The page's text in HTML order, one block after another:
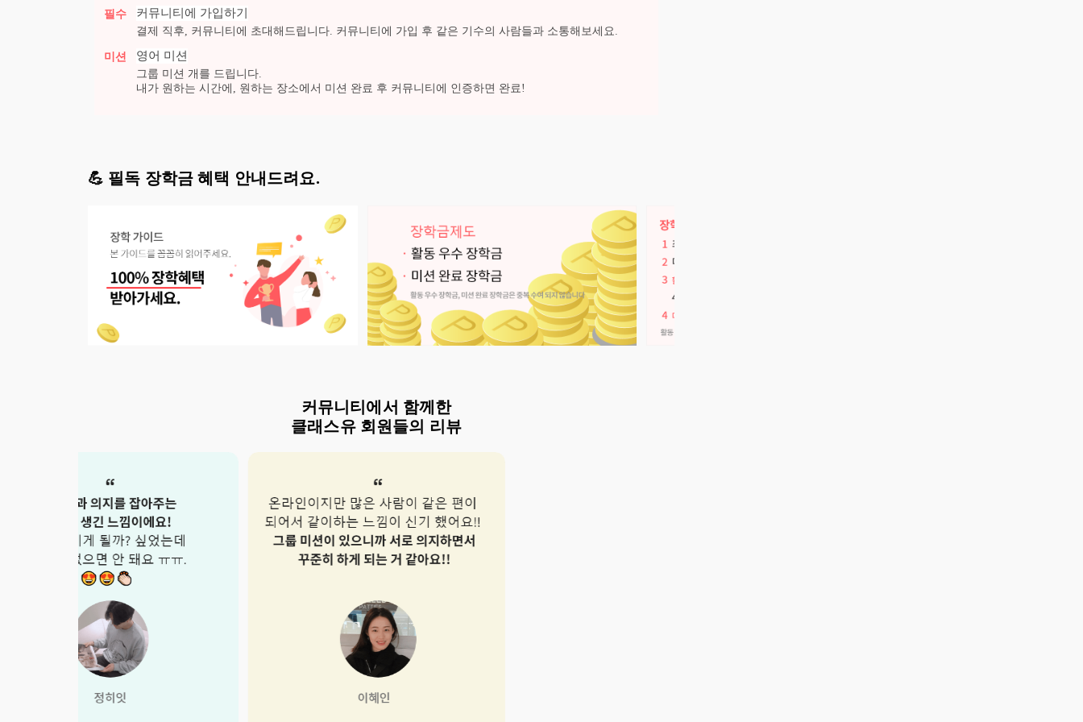
필수 커뮤니티에 가입하기
결제 직후, 커뮤니티에 초대해드립니다. 커뮤니티에 가입 후 같은 기수의 사람들과 소통해보세요.
미션 영어 미션
그룹 미션 개를 드립니다.
내가 원하는 시간에, 원하는 장소에서 미션 완료 후 커뮤니티에 인증하면 완료!
💪 필독 장학금 혜택 안내드려요.
커뮤니티에서 함께한
클래스유 회원들의 리뷰